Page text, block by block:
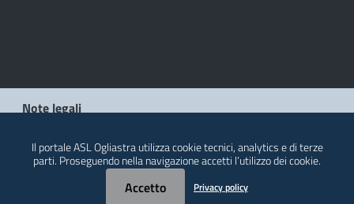
Note legali
Contatti
Il portale ASL Ogliastra utilizza cookie tecnici, analytics e di terze
parti. Proseguendo nella navigazione accetti l’utilizzo dei cookie.
Accetto Privacy policy